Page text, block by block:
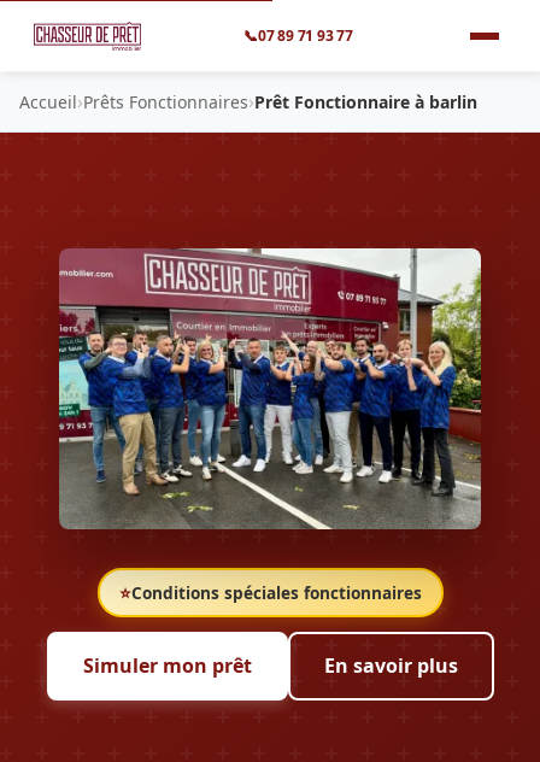
📞07 89 71 93 77
Accueil›Prêts Fonctionnaires›Prêt Fonctionnaire à barlin
⭐Conditions spéciales fonctionnaires
Simuler mon prêt En savoir plus